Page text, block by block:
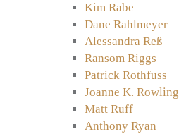
Kim Rabe
Dane Rahlmeyer
Alessandra Reß
Ransom Riggs
Patrick Rothfuss
Joanne K. Rowling
Matt Ruff
Anthony Ryan